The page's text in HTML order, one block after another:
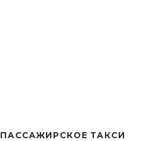
ПАССАЖИРСКОЕ ТАКСИ